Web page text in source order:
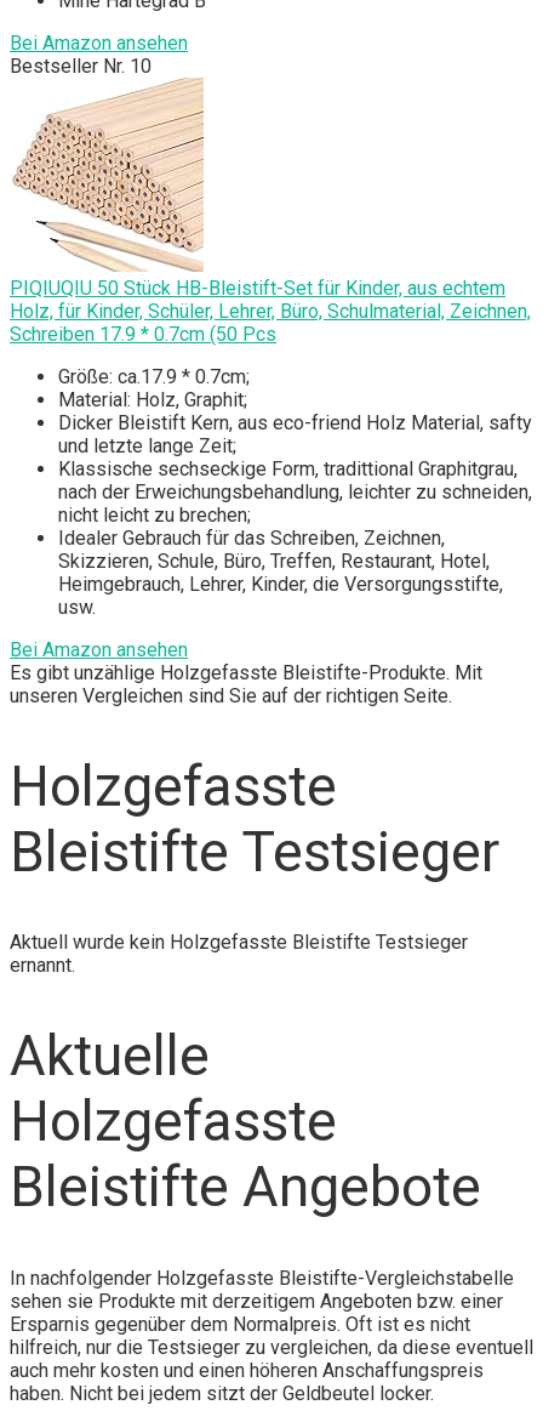
Bei Amazon ansehen
Bestseller Nr. 10
PIQIUQIU 50 Stück HB-Bleistift-Set für Kinder, aus echtem
Holz, für Kinder, Schüler, Lehrer, Büro, Schulmaterial, Zeichnen,
Schreiben 17.9 * 0.7cm (50 Pcs
Größe: ca.17.9 * 0.7cm;
Material: Holz, Graphit;
Dicker Bleistift Kern, aus eco-friend Holz Material, safty
und letzte lange Zeit;
Klassische sechseckige Form, tradittional Graphitgrau,
nach der Erweichungsbehandlung, leichter zu schneiden,
nicht leicht zu brechen;
Idealer Gebrauch für das Schreiben, Zeichnen,
Skizzieren, Schule, Büro, Treffen, Restaurant, Hotel,
Heimgebrauch, Lehrer, Kinder, die Versorgungsstifte,
usw.
Bei Amazon ansehen
Es gibt unzählige Holzgefasste Bleistifte-Produkte. Mit
unseren Vergleichen sind Sie auf der richtigen Seite.
Holzgefasste
Bleistifte Testsieger
Aktuell wurde kein Holzgefasste Bleistifte Testsieger
ernannt.
Aktuelle
Holzgefasste
Bleistifte Angebote
In nachfolgender Holzgefasste Bleistifte-Vergleichstabelle
sehen sie Produkte mit derzeitigem Angeboten bzw. einer
Ersparnis gegenüber dem Normalpreis. Oft ist es nicht
hilfreich, nur die Testsieger zu vergleichen, da diese eventuell
auch mehr kosten und einen höheren Anschaffungspreis
haben. Nicht bei jedem sitzt der Geldbeutel locker.